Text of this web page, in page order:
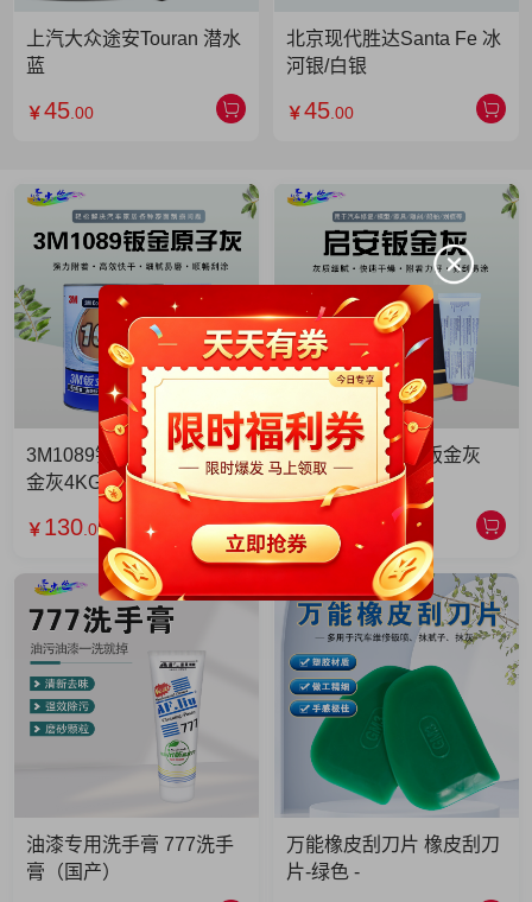
上汽大众途安Touran 潜水
蓝
￥45 .00
北京现代胜达Santa Fe 冰
河银/白银
￥45 .00
3M1089钣金灰 3M1089钣
金灰4KG 单罐
￥ 130 .00
启安钣金灰 启安钣金灰
2KG 单罐
￥49.90
油漆专用洗手膏 777洗手
膏（国产）
万能橡皮刮刀片 橡皮刮刀
片-绿色 -